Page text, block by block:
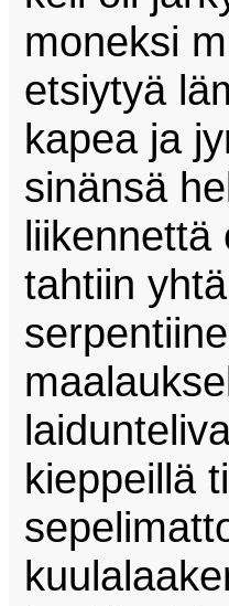
moneksi
etsiytyä
kapea ja
sinänsä
liikennettä
tahtiin
kieppeillä